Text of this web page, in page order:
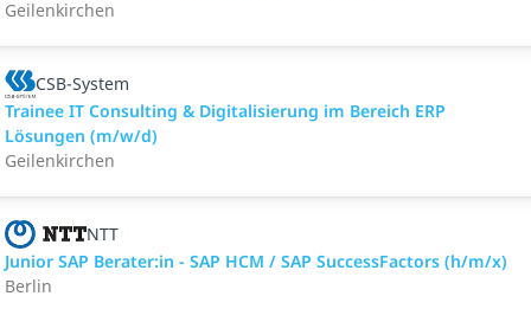
Geilenkirchen
CSB-System
Trainee IT Consulting & Digitalisierung im Bereich ERP
Lösungen (m/w/d)
Geilenkirchen
NTT
Junior SAP Berater:in - SAP HCM / SAP SuccessFactors (h/m/x)
Berlin